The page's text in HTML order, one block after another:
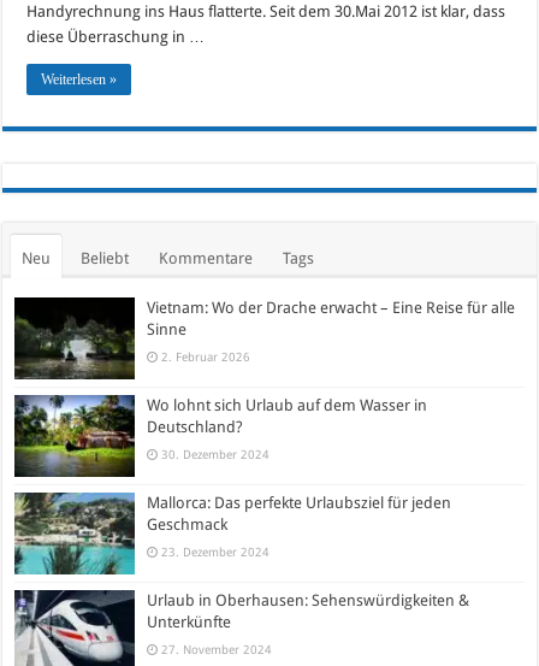
Handyrechnung ins Haus flatterte. Seit dem 30.Mai 2012 ist klar, dass
diese Überraschung in …
Weiterlesen »
Neu Beliebt Kommentare Tags
Vietnam: Wo der Drache erwacht – Eine Reise für alle
Sinne
2. Februar 2026
Wo lohnt sich Urlaub auf dem Wasser in
Deutschland?
30. Dezember 2024
Mallorca: Das perfekte Urlaubsziel für jeden
Geschmack
23. Dezember 2024
Urlaub in Oberhausen: Sehenswürdigkeiten &
Unterkünfte
27. November 2024